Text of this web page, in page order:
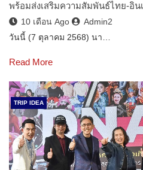
พร้อมส่งเสริมความสัมพันธ์ไทย-อิน
10 เดือน Ago
Admin2
วันนี้ (7 ตุลาคม 2568) นา…
Read More
TRIP IDEA